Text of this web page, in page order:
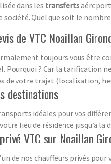
dans les transfertsaéroport
Quel que soit le
de VTC Noaillan
toujours vous être
Pourquoi ? Car la tarification
de votre trajet (localisation,
destinations
idéales pour vos
lieu de résidence jusqu’à
VTC sur Noaillan
de nos chauffeurs privés